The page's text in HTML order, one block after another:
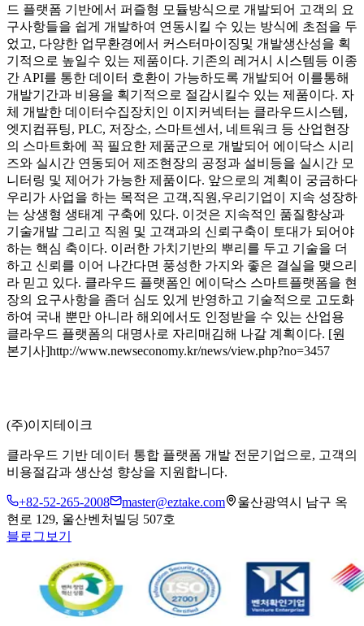
드 플랫폼 기반에서 퍼즐형 모듈방식으로 개발되어 고객의 요
구사항들을 쉽게 개발하여 연동시킬 수 있는 방식에 초점을 두
었고, 다양한 업무환경에서 커스터마이징및 개발생산성을 획
기적으로 높일수 있는 제품이다. 기존의 레거시 시스템등 이종
간 API를 통한 데이터 호환이 가능하도록 개발되어 이를통해
개발기간과 비용을 획기적으로 절감시킬수 있는 제품이다. 자
체 개발한 데이터수집장치인 이지커넥터는 클라우드시스템,
엣지컴퓨팅, PLC, 저장소, 스마트센서, 네트워크 등 산업현장
의 스마트화에 꼭 필요한 제품군으로 개발되어 에이닥스 시리
즈와 실시간 연동되어 제조현장의 공정과 설비등을 실시간 모
니터링 및 제어가 가능한 제품이다. 앞으로의 계획이 궁금하다
우리가 사업을 하는 목적은 고객,직원,우리기업이 지속 성장하
는 상생형 생태계 구축에 있다. 이것은 지속적인 품질향상과
기술개발 그리고 직원 및 고객과의 신뢰구축이 토대가 되어야
하는 핵심 축이다. 이러한 가치기반의 뿌리를 두고 기술을 더
하고 신뢰를 이어 나간다면 풍성한 가지와 좋은 결실을 맺으리
라 믿고 있다. 클라우드 플랫폼인 에이닥스 스마트플랫폼을 현
장의 요구사항을 좀더 심도 있게 반영하고 기술적으로 고도화
하여 국내 뿐만 아니라 해외에서도 인정받을 수 있는 산업용
클라우드 플랫폼의 대명사로 자리매김해 나갈 계획이다. [원
본기사]http://www.newseconomy.kr/news/view.php?no=3457
(주)이지테이크
클라우드 기반 데이터 통합 플랫폼 개발 전문기업으로, 고객의
비용절감과 생산성 향상을 지원합니다.
+82-52-265-2008 master@eztake.com
울산광역시 남구 옥
현로 129, 울산벤처빌딩 507호
블로그보기